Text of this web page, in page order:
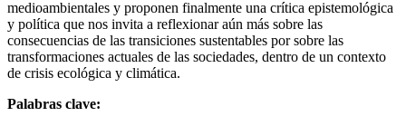
medioambientales y proponen finalmente una crítica epistemológica
y política que nos invita a reflexionar aún más sobre las
consecuencias de las transiciones sustentables por sobre las
transformaciones actuales de las sociedades, dentro de un contexto
de crisis ecológica y climática.
Palabras clave: